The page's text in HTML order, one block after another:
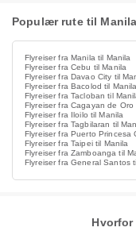
Populær rute til Manila
Flyreiser fra Manila til Manila
Flyreiser fra Cebu til Manila
Flyreiser fra Davao City til
Flyreiser fra Bacolod til Manila
Flyreiser fra Tacloban til
Flyreiser fra Cagayan de Oro
Flyreiser fra Iloilo til Manila
Flyreiser fra Tagbilaran til
Flyreiser fra Puerto Princesa
Flyreiser fra Taipei til Manila
Flyreiser fra Zamboanga til
Flyreiser fra General Santos
Hvorfor